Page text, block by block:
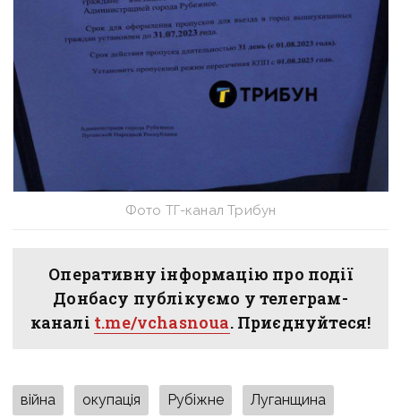
Фото ТГ-канал Трибун
Оперативну інформацію про події
Донбасу публікуємо у телеграм-
каналі t.me/vchasnoua. Приєднуйтеся!
війна окупація Рубіжне Луганщина